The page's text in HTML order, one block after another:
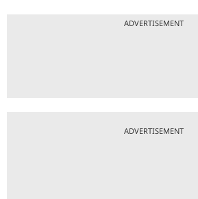
ADVERTISEMENT
ADVERTISEMENT